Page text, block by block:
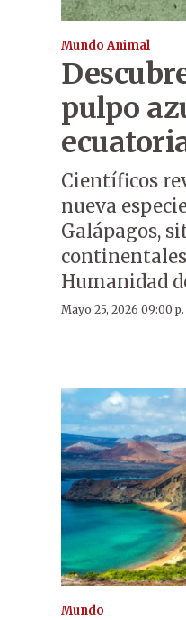
Mundo Animal
pulpo
Científicos
nueva
Galápagos,
Humanidad
Mayo 25, 2026 09:00 p.
Mundo